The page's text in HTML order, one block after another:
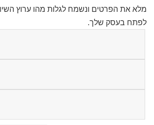
מלא את הפרטים ונשמח לגלות מהו ערוץ
לפתח בעסק שלך.